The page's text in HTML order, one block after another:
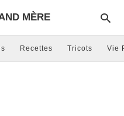
MÈRE
Recettes Tricots Vie